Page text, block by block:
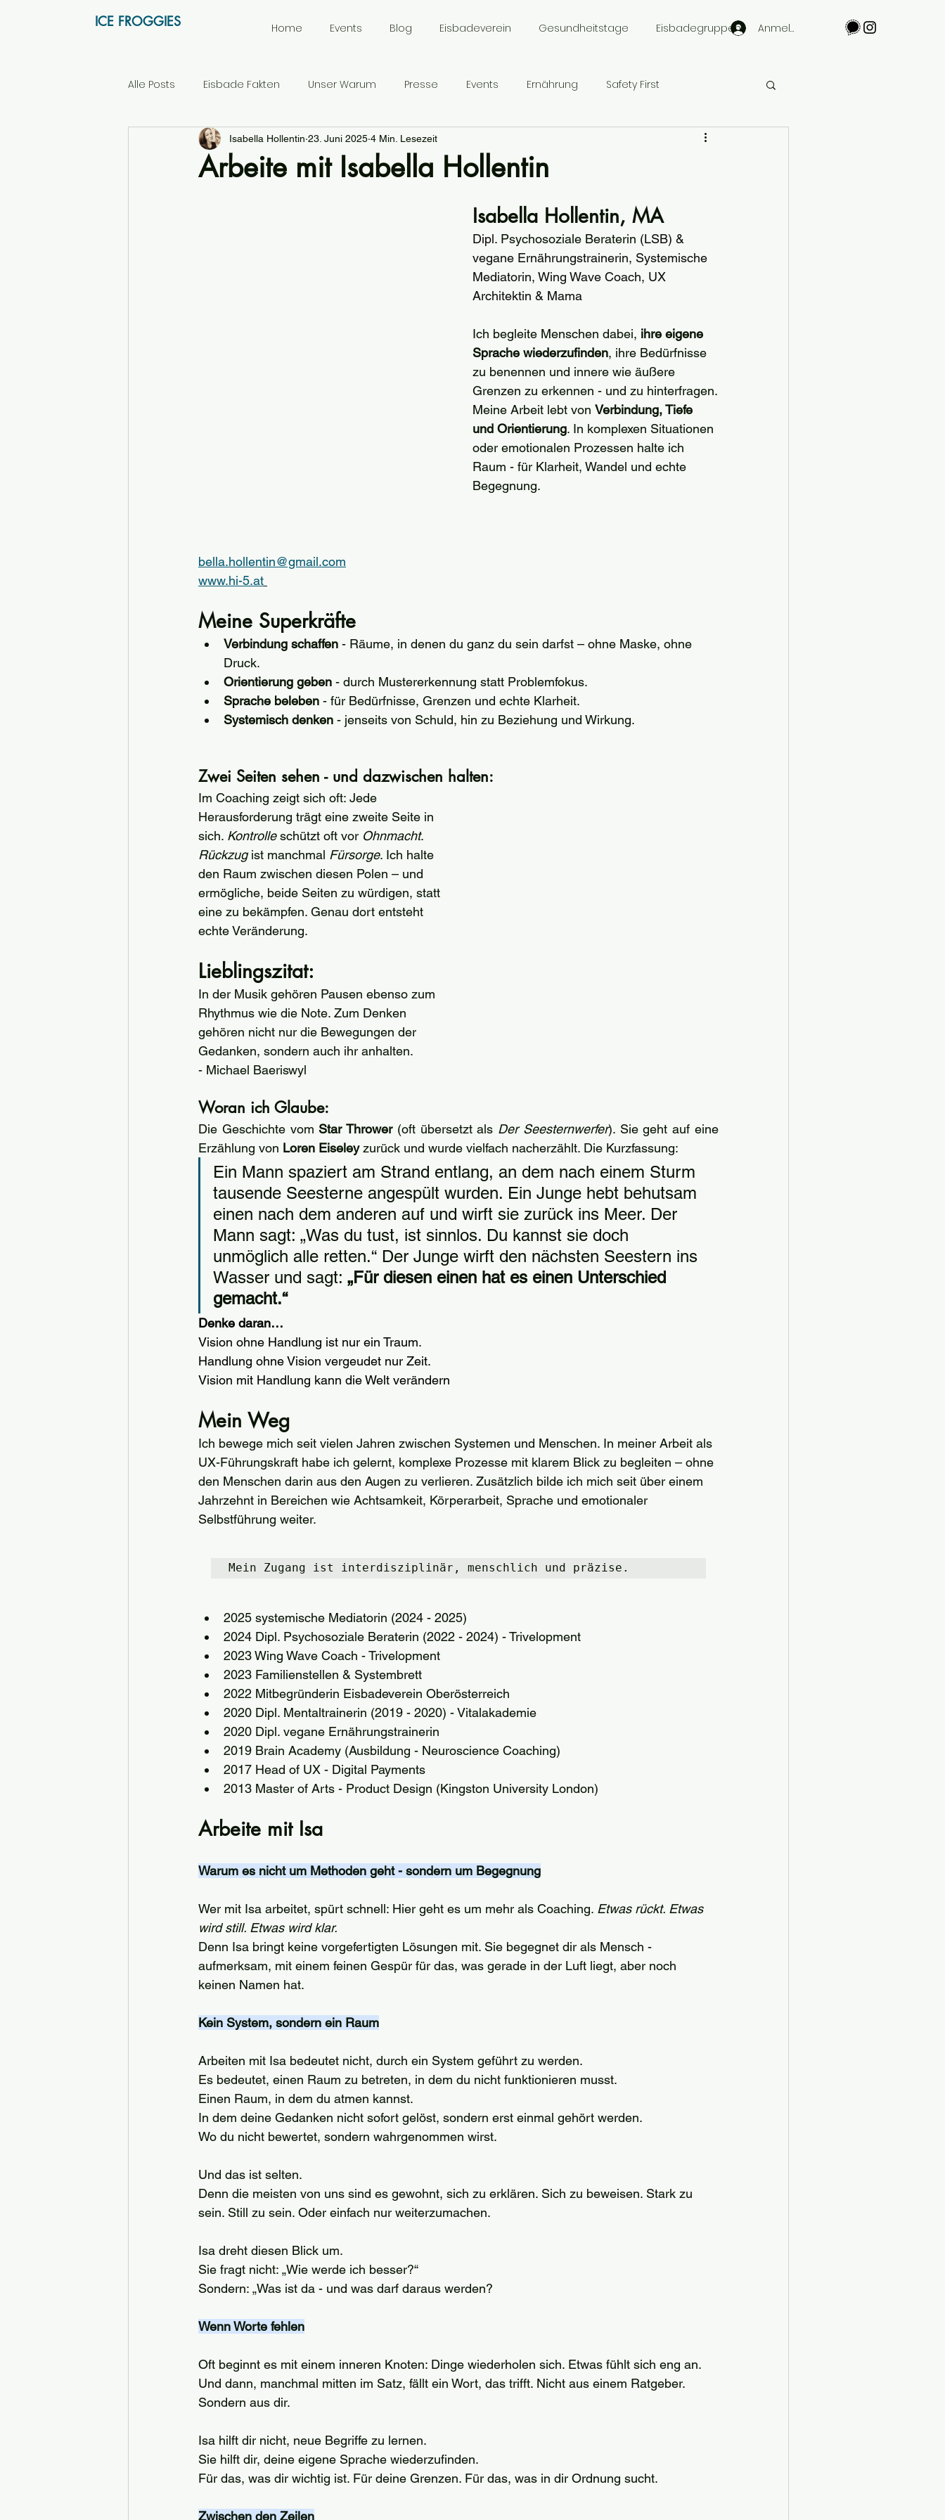
ICE FROGGIES Anmelden
Home Events Blog Eisbadeverein Gesundheitstage Eisbadegruppen
Alle Posts Eisbade Fakten Unser Warum Presse Events Ernährung Safety First
Arbeite mit Isabella Hollentin
Isabella Hollentin 23. Juni 2025 4 Min. Lesezeit
Isabella Hollentin, MA
Dipl. Psychosoziale Beraterin (LSB) &
vegane Ernährungstrainerin, Systemische
Mediatorin, Wing Wave Coach, UX
Architektin & Mama
Ich begleite Menschen dabei, ihre eigene
Sprache wiederzufinden, ihre Bedürfnisse
zu benennen und innere wie äußere
Grenzen zu erkennen - und zu hinterfragen.
Meine Arbeit lebt von Verbindung, Tiefe
und Orientierung. In komplexen Situationen
oder emotionalen Prozessen halte ich
Raum - für Klarheit, Wandel und echte
Begegnung.
bella.hollentin@gmail.com
www.hi-5.at
Meine Superkräfte
Verbindung schaffen - Räume, in denen du ganz du sein darfst – ohne Maske, ohne
Druck.
Orientierung geben - durch Mustererkennung statt Problemfokus.
Sprache beleben - für Bedürfnisse, Grenzen und echte Klarheit.
Systemisch denken - jenseits von Schuld, hin zu Beziehung und Wirkung.
Zwei Seiten sehen - und dazwischen halten:
Im Coaching zeigt sich oft: Jede
Herausforderung trägt eine zweite Seite in
sich. Kontrolle schützt oft vor Ohnmacht.
Rückzug ist manchmal Fürsorge. Ich halte
den Raum zwischen diesen Polen – und
ermögliche, beide Seiten zu würdigen, statt
eine zu bekämpfen. Genau dort entsteht
echte Veränderung.
Lieblingszitat:
In der Musik gehören Pausen ebenso zum
Rhythmus wie die Note. Zum Denken
gehören nicht nur die Bewegungen der
Gedanken, sondern auch ihr anhalten.
- Michael Baeriswyl
Woran ich Glaube:
Die Geschichte vom Star Thrower (oft übersetzt als Der Seesternwerfer). Sie geht auf eine
Erzählung von Loren Eiseley zurück und wurde vielfach nacherzählt. Die Kurzfassung:
Ein Mann spaziert am Strand entlang, an dem nach einem Sturm
tausende Seesterne angespült wurden. Ein Junge hebt behutsam
einen nach dem anderen auf und wirft sie zurück ins Meer. Der
Mann sagt: „Was du tust, ist sinnlos. Du kannst sie doch
unmöglich alle retten.“ Der Junge wirft den nächsten Seestern ins
Wasser und sagt: „Für diesen einen hat es einen Unterschied
gemacht.“
Denke daran…
Vision ohne Handlung ist nur ein Traum.
Handlung ohne Vision vergeudet nur Zeit.
Vision mit Handlung kann die Welt verändern
Mein Weg
Ich bewege mich seit vielen Jahren zwischen Systemen und Menschen. In meiner Arbeit als
UX-Führungskraft habe ich gelernt, komplexe Prozesse mit klarem Blick zu begleiten – ohne
den Menschen darin aus den Augen zu verlieren. Zusätzlich bilde ich mich seit über einem
Jahrzehnt in Bereichen wie Achtsamkeit, Körperarbeit, Sprache und emotionaler
Selbstführung weiter.
Mein Zugang ist interdisziplinär, menschlich und präzise.
2025 systemische Mediatorin (2024 - 2025)
2024 Dipl. Psychosoziale Beraterin (2022 - 2024) - Trivelopment
2023 Wing Wave Coach - Trivelopment
2023 Familienstellen & Systembrett
2022 Mitbegründerin Eisbadeverein Oberösterreich
2020 Dipl. Mentaltrainerin (2019 - 2020) - Vitalakademie
2020 Dipl. vegane Ernährungstrainerin
2019 Brain Academy (Ausbildung - Neuroscience Coaching)
2017 Head of UX - Digital Payments
2013 Master of Arts - Product Design (Kingston University London)
Arbeite mit Isa
Warum es nicht um Methoden geht - sondern um Begegnung
Wer mit Isa arbeitet, spürt schnell: Hier geht es um mehr als Coaching. Etwas rückt. Etwas
wird still. Etwas wird klar.
Denn Isa bringt keine vorgefertigten Lösungen mit. Sie begegnet dir als Mensch -
aufmerksam, mit einem feinen Gespür für das, was gerade in der Luft liegt, aber noch
keinen Namen hat.
Kein System, sondern ein Raum
Arbeiten mit Isa bedeutet nicht, durch ein System geführt zu werden.
Es bedeutet, einen Raum zu betreten, in dem du nicht funktionieren musst.
Einen Raum, in dem du atmen kannst.
In dem deine Gedanken nicht sofort gelöst, sondern erst einmal gehört werden.
Wo du nicht bewertet, sondern wahrgenommen wirst.
Und das ist selten.
Denn die meisten von uns sind es gewohnt, sich zu erklären. Sich zu beweisen. Stark zu
sein. Still zu sein. Oder einfach nur weiterzumachen.
Isa dreht diesen Blick um.
Sie fragt nicht: „Wie werde ich besser?“
Sondern: „Was ist da - und was darf daraus werden?
Wenn Worte fehlen
Oft beginnt es mit einem inneren Knoten: Dinge wiederholen sich. Etwas fühlt sich eng an.
Und dann, manchmal mitten im Satz, fällt ein Wort, das trifft. Nicht aus einem Ratgeber.
Sondern aus dir.
Isa hilft dir nicht, neue Begriffe zu lernen.
Sie hilft dir, deine eigene Sprache wiederzufinden.
Für das, was dir wichtig ist. Für deine Grenzen. Für das, was in dir Ordnung sucht.
Zwischen den Zeilen